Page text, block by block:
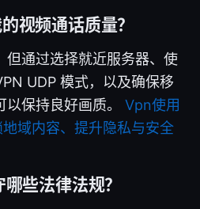
视频通话质量？
但通过选择就近服务器、使
UDP 模式，以及确保移
保持良好画质。 Vpn使用
域内容、提升隐私与安全
些法律法规？